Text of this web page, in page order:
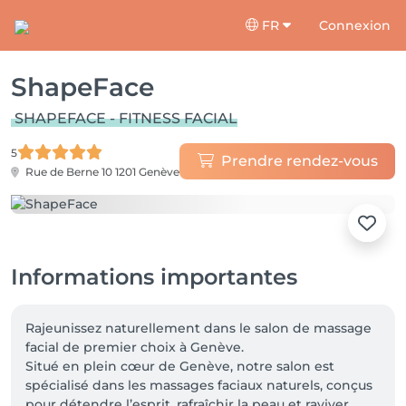
FR Connexion
ShapeFace
SHAPEFACE - FITNESS FACIAL
5
Rue de Berne 10 1201 Genève
Prendre rendez-vous
Informations importantes
Rajeunissez naturellement dans le salon de massage
facial de premier choix à Genève.
Situé en plein cœur de Genève, notre salon est
spécialisé dans les massages faciaux naturels, conçus